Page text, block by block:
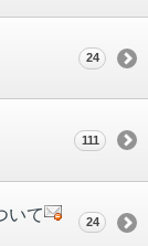
24
111
いて 24